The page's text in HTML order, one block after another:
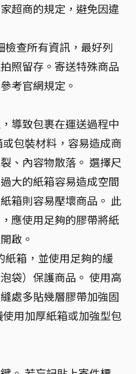
超商的規定，避免因違
檢查所有資訊，最好列
照留存。寄送特殊商品
考官網規定。
，導致包裹在運送過程中
包裝材料，容易造成商
、內容物散落。 選擇尺
大的紙箱容易造成空間
箱則容易壓壞商品。 此
應使用足夠的膠帶將紙
啟。
紙箱，並使用足夠的緩
袋）保護商品。 使用高
處多貼幾層膠帶加強固
用加厚紙箱或加強型包